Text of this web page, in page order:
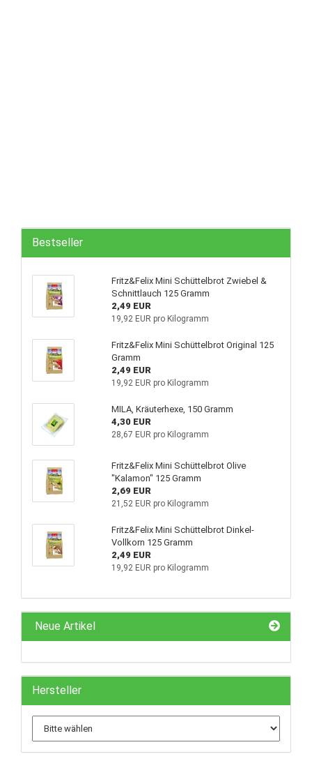
Bestseller
Fritz&Felix Mini Schüttelbrot Zwiebel &
Schnittlauch 125 Gramm
2,49 EUR
19,92 EUR pro Kilogramm
Fritz&Felix Mini Schüttelbrot Original 125
Gramm
2,49 EUR
19,92 EUR pro Kilogramm
MILA, Kräuterhexe, 150 Gramm
4,30 EUR
28,67 EUR pro Kilogramm
Fritz&Felix Mini Schüttelbrot Olive
"Kalamon" 125 Gramm
2,69 EUR
21,52 EUR pro Kilogramm
Fritz&Felix Mini Schüttelbrot Dinkel-
Vollkorn 125 Gramm
2,49 EUR
19,92 EUR pro Kilogramm
Neue Artikel
Hersteller